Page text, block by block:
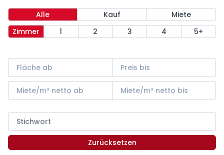
Alle Kauf
Miete
Zimmer
1 2 3 4 5+
Zurücksetzen